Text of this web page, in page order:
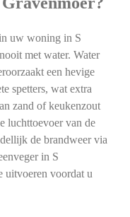
uw woning in S
met water. Water
een hevige
spetters, wat extra
zand of keukenzout
luchttoevoer van de
de brandweer via
in S
uitvoeren voordat u